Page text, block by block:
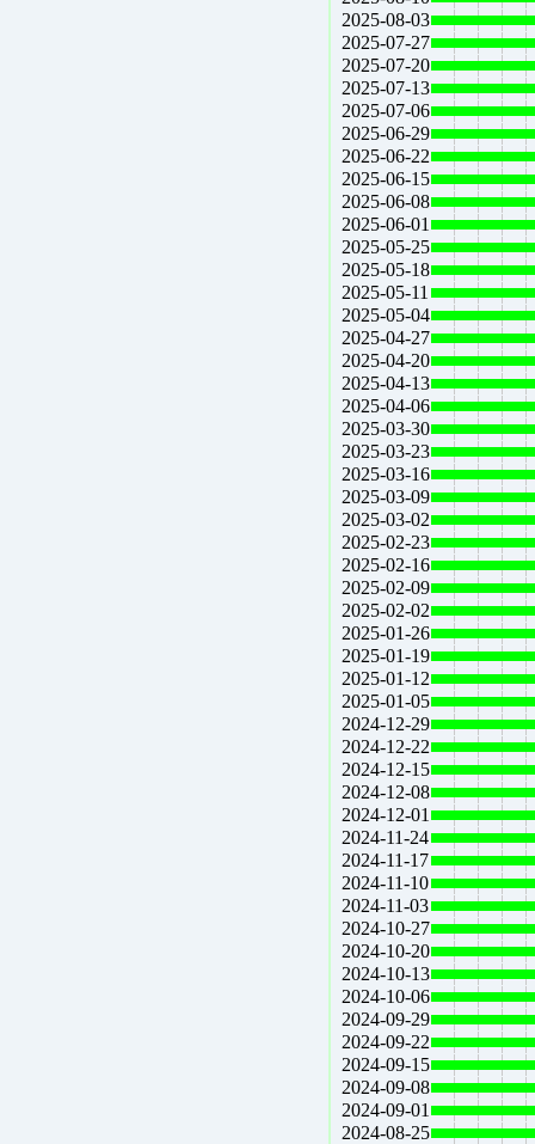
2025-08-03
2025-07-27
2025-07-20
2025-07-13
2025-07-06
2025-06-29
2025-06-22
2025-06-15
2025-06-08
2025-06-01
2025-05-25
2025-05-18
2025-05-11
2025-05-04
2025-04-27
2025-04-20
2025-04-13
2025-04-06
2025-03-30
2025-03-23
2025-03-16
2025-03-09
2025-03-02
2025-02-23
2025-02-16
2025-02-09
2025-02-02
2025-01-26
2025-01-19
2025-01-12
2025-01-05
2024-12-29
2024-12-22
2024-12-15
2024-12-08
2024-12-01
2024-11-24
2024-11-17
2024-11-10
2024-11-03
2024-10-27
2024-10-20
2024-10-13
2024-10-06
2024-09-29
2024-09-22
2024-09-15
2024-09-08
2024-09-01
2024-08-25